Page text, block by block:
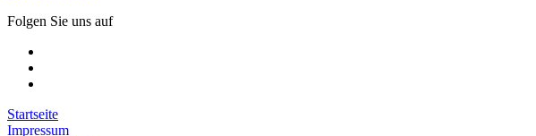
Folgen Sie uns auf
Startseite
Impressum